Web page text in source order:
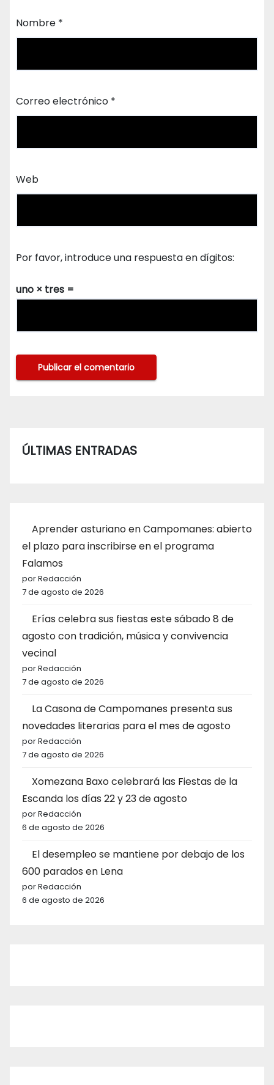
Nombre *
Correo electrónico *
Web
Por favor, introduce una respuesta en dígitos:
uno × tres =
ÚLTIMAS ENTRADAS
Aprender asturiano en Campomanes: abierto
el plazo para inscribirse en el programa
Falamos
por Redacción
7 de agosto de 2026
Erías celebra sus fiestas este sábado 8 de
agosto con tradición, música y convivencia
vecinal
por Redacción
7 de agosto de 2026
La Casona de Campomanes presenta sus
novedades literarias para el mes de agosto
por Redacción
7 de agosto de 2026
Xomezana Baxo celebrará las Fiestas de la
Escanda los días 22 y 23 de agosto
por Redacción
6 de agosto de 2026
El desempleo se mantiene por debajo de los
600 parados en Lena
por Redacción
6 de agosto de 2026